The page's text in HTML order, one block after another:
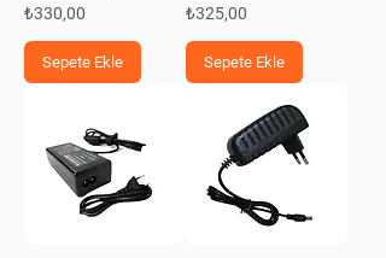
Fiyat
₺330,00
Sepete Ekle
Fiyat
₺325,00
Sepete Ekle